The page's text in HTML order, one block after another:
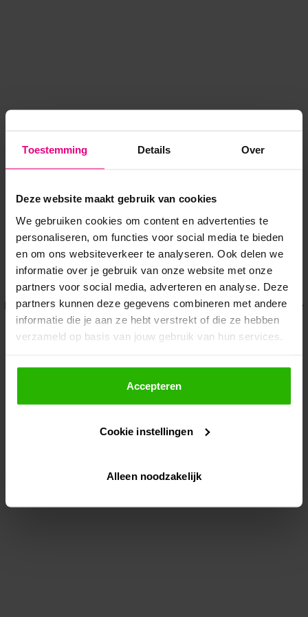
Toestemming Details Over
Deze website maakt gebruik van cookies
We gebruiken cookies om content en advertenties te
personaliseren, om functies voor social media te bieden
en om ons websiteverkeer te analyseren. Ook delen we
informatie over je gebruik van onze website met onze
partners voor social media, adverteren en analyse. Deze
partners kunnen deze gegevens combineren met andere
informatie die je aan ze hebt verstrekt of die ze hebben
verzameld op basis van jouw gebruik van hun services.
Als je op "Accepteer" klikt, dan geef je Voordeeluitjes.nl
toestemming om cookies voor social media en
gepersonaliseerde advertenties te plaatsen.
Lees hier meer over in onsprivacybeleid
Via "Cookie instellingen" kun je ook zelf instellen welke
Accepteren
Cookie instellingen
Alleen noodzakelijk
Application error: a client-side exception has occurred while
loadingwww.voordeeluitjes.nl (see the browser console for more
information).